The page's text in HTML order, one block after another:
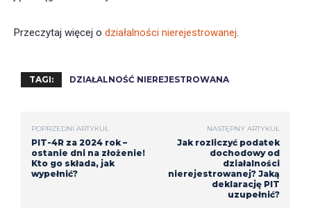
Przeczytaj więcej o działalności nierejestrowanej.
TAGI: DZIAŁALNOŚĆ NIEREJESTROWANA
POPRZEDNI ARTYKUŁ
PIT-4R za 2024 rok –
ostanie dni na złożenie!
Kto go składa, jak
wypełnić?
NASTĘPNY ARTYKUŁ
Jak rozliczyć podatek
dochodowy od
działalności
nierejestrowanej? Jaką
deklarację PIT
uzupełnić?